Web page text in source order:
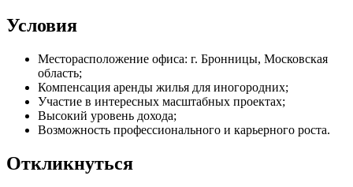
Условия
Месторасположение офиса: г. Бронницы, Московская
область;
Компенсация аренды жилья для иногородних;
Участие в интересных масштабных проектах;
Высокий уровень дохода;
Возможность профессионального и карьерного роста.
Откликнуться